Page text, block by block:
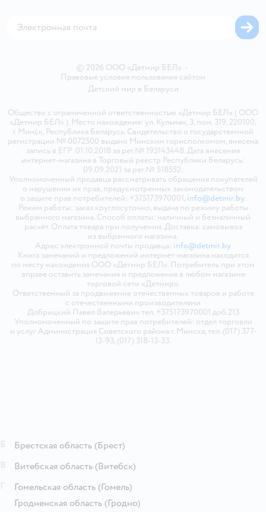
© 2026 ООО «Детмир БЕЛ» •
Правовые условия пользования сайтом
Детский мир в Беларуси
Общество с ограниченной ответственностью «Детмир БЕЛ» ( ООО
«Детмир БЕЛ» ). Место нахождения: ул. Кульман, 3, пом. 319, 220100,
г. Минск, Республика Беларусь. Свидетельство о государственной
регистрации № 0072500 выдано Минским горисполкомом, внесена
запись в ЕГР 01.10.2018 за рег.№ 193143448. Дата внесения
интернет-магазина в Торговый реестр Республики Беларусь:
09.09.2021 за рег.№ 518552.
Уполномоченный продавца рассматривать обращения покупателей
о нарушении их прав, предусмотренных законодательством
о защите прав потребителей: +375173970001, info@detmir.by.
Режим работы: заказ круглосуточно, выдача по режиму работы
выбранного магазина. Способ оплаты: наличный и безналичный
расчёт. Оплата товара при получении. Доставка: самовывоз
из выбранного магазина.
Адрес электронной почты продавца: info@detmir.by
Книга замечаний и предложений интернет-магазина находится
по месту нахождения ООО «Детмир БЕЛ». Потребитель при этом
вправе оставить замечания и предложения в любом магазине
торговой сети «Детмир».
Ответственный за продвижение отечественных товаров и работе
с отечественными производителями
Добрицкий Павел Валерьевич тел. +375173970001 доб.213
Уполномоченный по защите прав потребителей: отдел торговли
и услуг Администрация Советского района г. Минска, тел. (017) 377-
13-93, (017) 318-13-33.
Брестская область (Брест)
Витебская область (Витебск)
Гомельская область (Гомель)
Гродненская область (Гродно)